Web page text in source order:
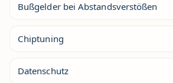
Bußgelder bei Abstandsverstößen
Chiptuning
Datenschutz